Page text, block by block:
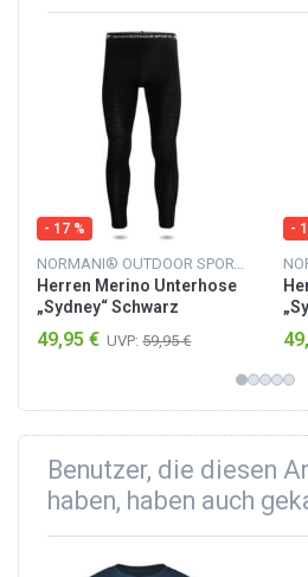
- 17 %
NORMANI® OUTDOOR SPORTS
Herren Merino Unterhose
„Sydney“ Schwarz
49,95 € UVP: 59,95 €
-
Benutzer, die diesen
haben, haben auch